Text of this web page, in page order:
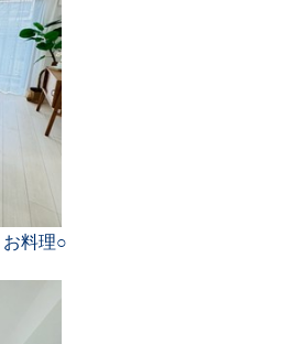
料理○